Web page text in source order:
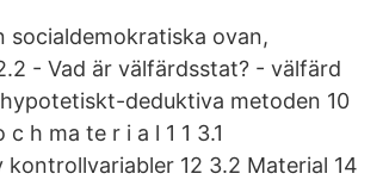
socialdemokratiska ovan,
- Vad är välfärdsstat? - välfärd
deduktiva metoden 10
h ma te r i a l 1 1 3.1
kontrollvariabler 12 3.2 Material 14